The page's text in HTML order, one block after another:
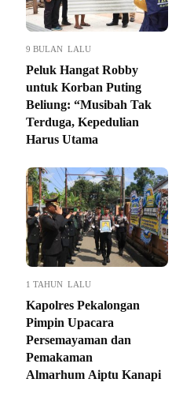
9 BULAN LALU
Peluk Hangat Robby
untuk Korban Puting
Beliung: “Musibah Tak
Terduga, Kepedulian
Harus Utama
1 TAHUN LALU
Kapolres Pekalongan
Pimpin Upacara
Persemayaman dan
Pemakaman
Almarhum Aiptu Kanapi